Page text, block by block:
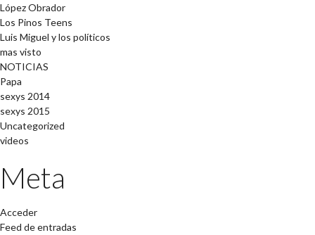
López Obrador
Los Pinos Teens
Luis Miguel y los políticos
mas visto
NOTICIAS
Papa
sexys 2014
sexys 2015
Uncategorized
videos
Meta
Acceder
Feed de entradas